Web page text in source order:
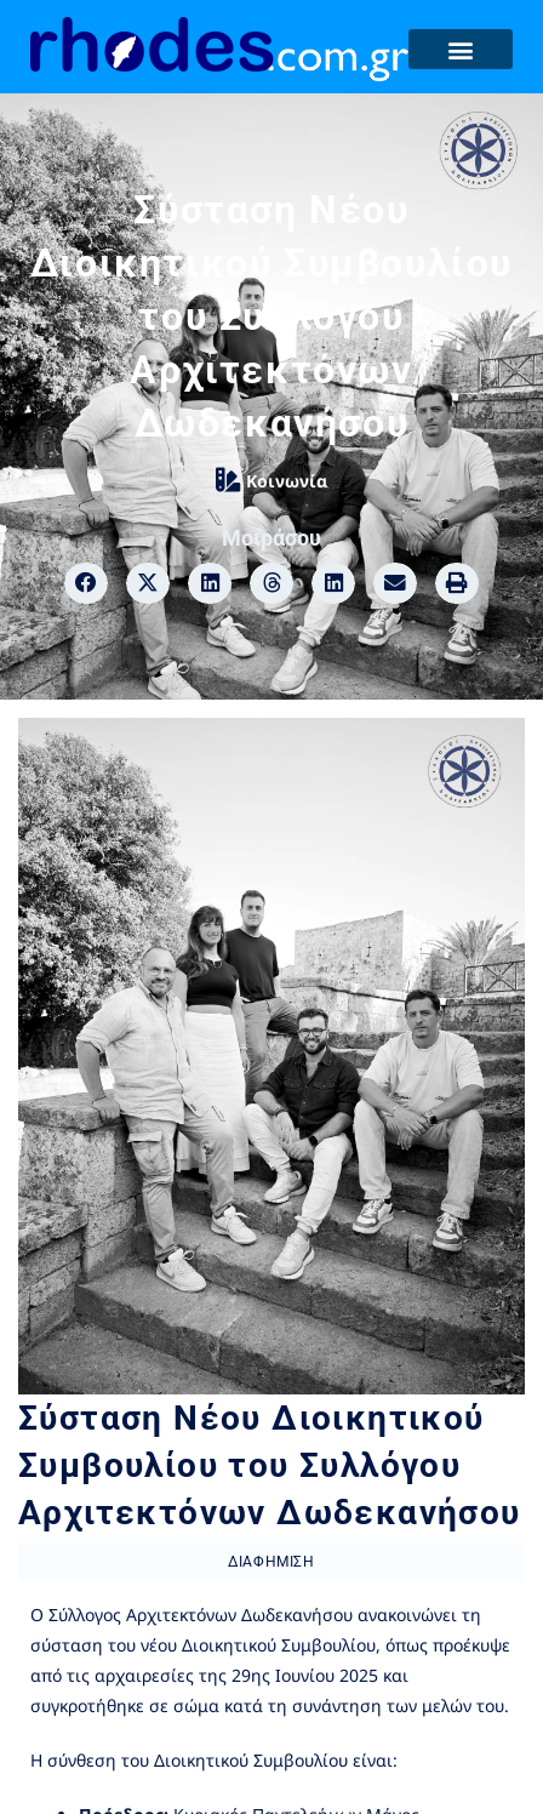
Σύσταση Νέου
Διοικητικού Συμβουλίου
του Συλλόγου
Αρχιτεκτόνων
Δωδεκανήσου
Κοινωνία
Μοιράσου
Σύσταση Νέου Διοικητικού
Συμβουλίου του Συλλόγου
Αρχιτεκτόνων Δωδεκανήσου
ΔΙΑΦΉΜΙΣΗ
Ο Σύλλογος Αρχιτεκτόνων Δωδεκανήσου ανακοινώνει τη
σύσταση του νέου Διοικητικού Συμβουλίου, όπως προέκυψε
από τις αρχαιρεσίες της 29ης Ιουνίου 2025 και
συγκροτήθηκε σε σώμα κατά τη συνάντηση των μελών του.
Η σύνθεση του Διοικητικού Συμβουλίου είναι: